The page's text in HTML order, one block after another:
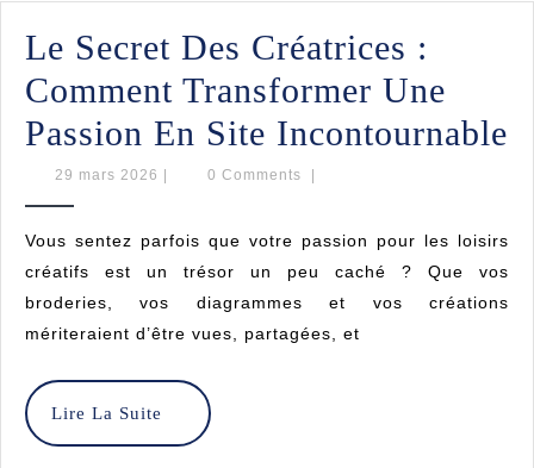
Et
Astuces
De
Créatrices
Le Secret Des Créatrices :
Comment Transformer Une
Passion En Site Incontournable
:
29 mars 2026 29
| 0 Comments |
Vous sentez parfois que votre passion pour les loisirs
créatifs est un trésor un peu caché ? Que vos
broderies, vos diagrammes et vos créations
mériteraient d’être vues, partagées, et
Lire La Suite
Lire
La